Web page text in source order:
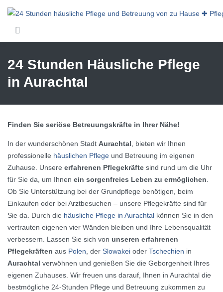
24 Stunden Häusliche Pflege
in Aurachtal
Finden Sie seriöse Betreuungskräfte in Ihrer Nähe!
In der wunderschönen Stadt Aurachtal, bieten wir Ihnen
professionelle häuslichen Pflege und Betreuung im eigenen
Zuhause. Unsere erfahrenen Pflegekräfte sind rund um die Uhr
für Sie da, um Ihnen ein sorgenfreies Leben zu ermöglichen.
Ob Sie Unterstützung bei der Grundpflege benötigen, beim
Einkaufen oder bei Arztbesuchen – unsere Pflegekräfte sind für
Sie da. Durch die häusliche Pflege in Aurachtal können Sie in den
vertrauten eigenen vier Wänden bleiben und Ihre Lebensqualität
verbessern. Lassen Sie sich von unseren erfahrenen
Pflegekräften aus Polen, der Slowakei oder Tschechien in
Aurachtal verwöhnen und genießen Sie die Geborgenheit Ihres
eigenen Zuhauses. Wir freuen uns darauf, Ihnen in Aurachtal die
bestmögliche 24-Stunden Pflege und Betreuung zukommen zu